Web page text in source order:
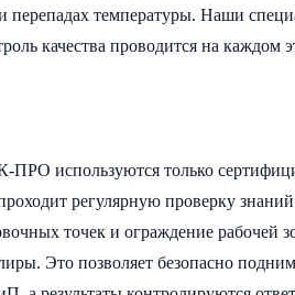
перепадах температуры. Наши
качества проводится на каждом
ПРО используются только
регулярную проверку
точек и ограждение
Это позволяет безопасно